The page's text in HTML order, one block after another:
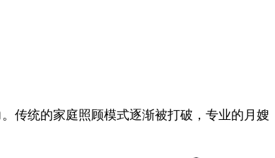
传统的家庭照顾模式逐渐被打破，专业的月嫂